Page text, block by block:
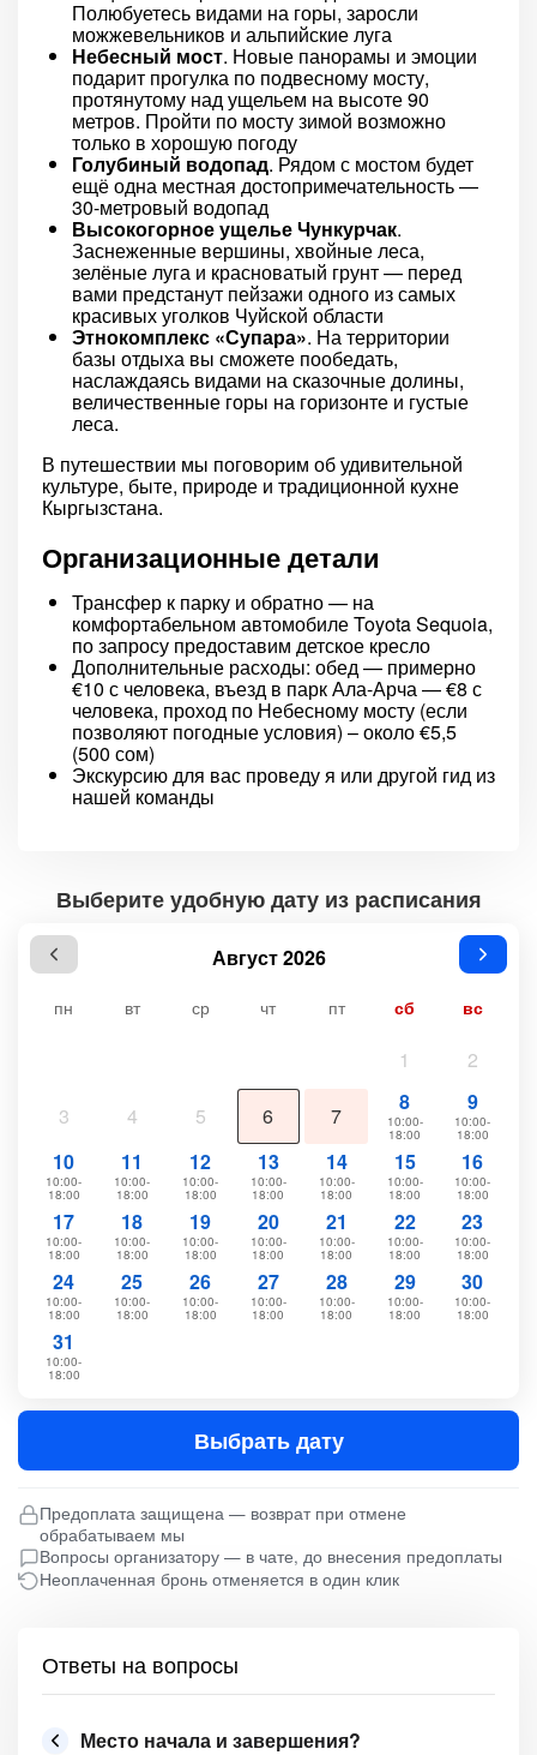
Полюбуетесь видами на горы, заросли
можжевельников и альпийские луга
Небесный мост. Новые панорамы и эмоции
подарит прогулка по подвесному мосту,
протянутому над ущельем на высоте 90
метров. Пройти по мосту зимой возможно
только в хорошую погоду
Голубиный водопад. Рядом с мостом будет
ещё одна местная достопримечательность —
30-метровый водопад
Высокогорное ущелье Чункурчак.
Заснеженные вершины, хвойные леса,
зелёные луга и красноватый грунт — перед
вами предстанут пейзажи одного из самых
красивых уголков Чуйской области
Этнокомплекс «Супара». На территории
базы отдыха вы сможете пообедать,
наслаждаясь видами на сказочные долины,
величественные горы на горизонте и густые
леса.
В путешествии мы поговорим об удивительной
культуре, быте, природе и традиционной кухне
Кыргызстана.
Организационные детали
Трансфер к парку и обратно — на
комфортабельном автомобиле Toyota Sequoia,
по запросу предоставим детское кресло
Дополнительные расходы: обед — примерно
€10 с человека, въезд в парк Ала-Арча — €8 с
человека, проход по Небесному мосту (если
позволяют погодные условия) – около €5,5
(500 сом)
Экскурсию для вас проведу я или другой гид из
нашей команды
Выберите удобную дату из расписания
Август 2026
пн вт ср чт пт сб вс
1 2
3 4 5 6 7
8
10:00-
18:00
9
10:00-
18:00
10
10:00-
18:00
11
10:00-
18:00
12
10:00-
18:00
13
10:00-
18:00
14
10:00-
18:00
15
10:00-
18:00
16
10:00-
18:00
17
10:00-
18:00
18
10:00-
18:00
19
10:00-
18:00
20
10:00-
18:00
21
10:00-
18:00
22
10:00-
18:00
23
10:00-
18:00
24
10:00-
18:00
25
10:00-
18:00
26
10:00-
18:00
27
10:00-
18:00
28
10:00-
18:00
29
10:00-
18:00
30
10:00-
18:00
31
10:00-
18:00
Выбрать дату
Предоплата защищена — возврат при отмене
обрабатываем мы
Вопросы организатору — в чате, до внесения предоплаты
Неоплаченная бронь отменяется в один клик
Ответы на вопросы
Место начала и завершения?